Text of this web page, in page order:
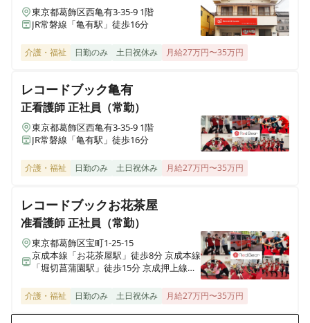
ヒューマンライフケア 望地
神奈川県綾瀬市小園1538番1号 メゾンサンサーラ1階
ヒューマンライフケア宇奈根の宿
神奈川県川崎市高津区宇奈根633-2
ヒューマンライフケア宮前の宿
神奈川県川崎市麻生区千代ヶ丘7丁目6-4
ヒューマンライフケア麻生の宿
神奈川県川崎市麻生区千代ヶ丘7丁目6-4
ヒューマンライフケア 日根野湯
大阪府泉佐野市日根野7157
東京都葛飾区西亀有3-35-9 1階
JR常磐線「亀有駅」徒歩16分
介護・福祉 日勤のみ 土日祝休み 月給27万円〜35万円
レコードブック亀有
正看護師正社員（常勤）
東京都葛飾区西亀有3-35-9 1階
JR常磐線「亀有駅」徒歩16分
介護・福祉 日勤のみ 土日祝休み 月給27万円〜35万円
レコードブックお花茶屋
准看護師正社員（常勤）
東京都葛飾区宝町1-25-15
京成本線「お花茶屋駅」徒歩8分 京成本線
「堀切菖蒲園駅」徒歩15分 京成押上線
介護・福祉 日勤のみ 土日祝休み 月給27万円〜35万円